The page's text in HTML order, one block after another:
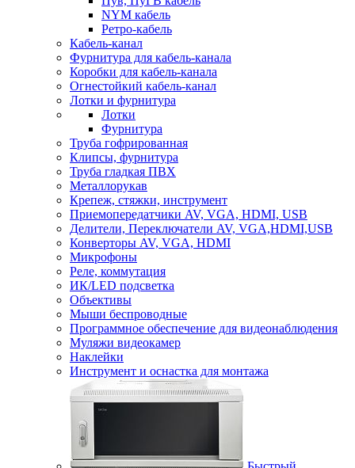
NYM кабель
Ретро-кабель
Кабель-канал
Фурнитура для кабель-канала
Коробки для кабель-канала
Огнестойкий кабель-канал
Лотки и фурнитура
Лотки
Фурнитура
Труба гофрированная
Клипсы, фурнитура
Труба гладкая ПВХ
Металлорукав
Крепеж, стяжки, инструмент
Приемопередатчики AV, VGA, HDMI, USB
Делители, Переключатели AV, VGA,HDMI,USB
Конверторы AV, VGA, HDMI
Микрофоны
Реле, коммутация
ИК/LED подсветка
Объективы
Мыши беспроводные
Программное обеспечение для видеонаблюдения
Муляжи видеокамер
Наклейки
Инструмент и оснастка для монтажа